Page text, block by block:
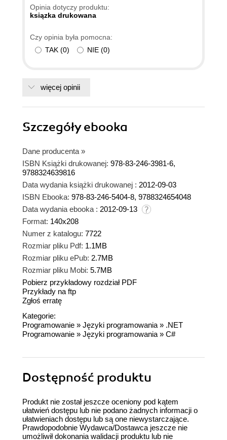
Opinia dotyczy produktu:
ksiązka drukowana
Czy opinia była pomocna:
TAK (0) NIE (0)
więcej opinii
Szczegółyebooka
Dane producenta »
ISBN Książki drukowanej: 978-83-246-3981-6,
9788324639816
Data wydania książki drukowanej : 2012-09-03
ISBN Ebooka: 978-83-246-5404-8, 9788324654048
Data wydania ebooka : 2012-09-13
Format: 140x208
Numer z katalogu: 7722
Rozmiar pliku Pdf: 1.1MB
Rozmiar pliku ePub: 2.7MB
Rozmiar pliku Mobi: 5.7MB
Pobierz przykładowy rozdział PDF
Przykłady na ftp
Zgłoś erratę
Kategorie:
Programowanie » Języki programowania » .NET
Programowanie » Języki programowania » C#
Dostępność produktu
Produkt nie został jeszcze oceniony pod kątem
ułatwień dostępu lub nie podano żadnych informacji o
ułatwieniach dostępu lub są one niewystarczające.
Prawdopodobnie Wydawca/Dostawca jeszcze nie
umożliwił dokonania walidacji produktu lub nie